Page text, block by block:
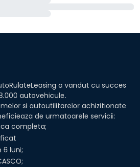
a vandut cu succes
autovehicule.
si autoutilitarelor achizitionate
de urmatoarele servicii:
completa;
luni;